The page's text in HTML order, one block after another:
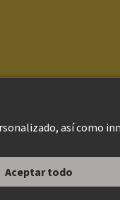
WebInformación al cliente